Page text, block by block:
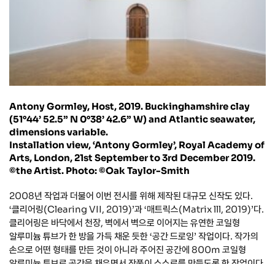
Antony Gormley, Host, 2019. Buckinghamshire clay
(51°44’ 52.5” N 0°38’ 42.6” W) and Atlantic seawater,
dimensions variable.
Installation view, ‘Antony Gormley’, Royal Academy of
Arts, London, 21st September to 3rd December 2019.
©the Artist. Photo: ©Oak Taylor-Smith
2008년 작업과 더불어 이번 전시를 위해 제작된 대규모 신작도 있다.
‘클리어링(Clearing VII, 2019)’과 ‘매트릭스(Matrix lll, 2019)’다.
클리어링은 바닥에서 천장, 벽에서 벽으로 이어지는 유연한 코일형
알루미늄 튜브가 한 방을 가득 채운 듯한 ‘공간 드로잉’ 작업이다. 작가의
손으로 어떤 형태를 만든 것이 아니라 주어진 공간에 800m 코일형